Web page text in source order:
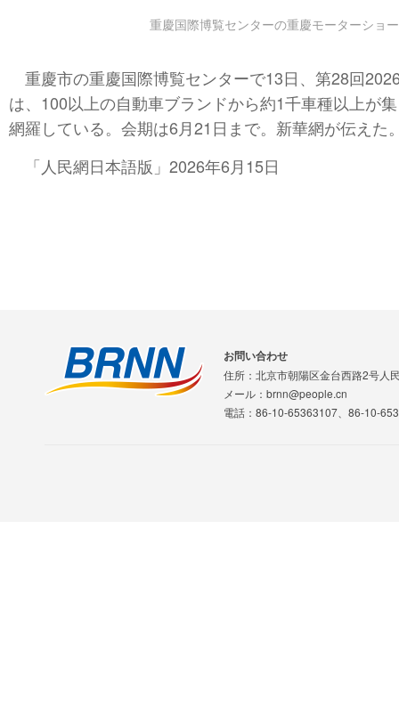
重慶国際博覧センターの重慶モーターショ
重慶市の重慶国際博覧センターで13日、第28回
は、100以上の自動車ブランドから約1千車種以上が
網羅している。会期は6月21日まで。新華網が伝えた
「人民網日本語版」2026年6月15日
お問い合わせ
住所：北京市朝陽区金台西路2号人
メール：brnn@people.cn
電話：86-10-65363107、86-10-